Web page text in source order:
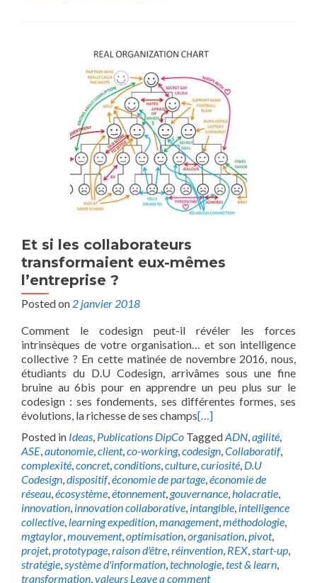
Et si les collaborateurs
transformaient eux-mêmes
l’entreprise ?
Posted on 2 janvier 2018
Comment le codesign peut-il révéler les forces
intrinsèques de votre organisation… et son intelligence
collective ? En cette matinée de novembre 2016, nous,
étudiants du D.U Codesign, arrivâmes sous une fine
bruine au 6bis pour en apprendre un peu plus sur le
codesign : ses fondements, ses différentes formes, ses
évolutions, la richesse de ses champs[…]
Posted in Ideas, Publications DipCo TaggedADN,agilité,
ASE,autonomie,client,co-working,codesign,Collaboratif,
complexité,concret,conditions,culture,curiosité, D.U
Codesign,dispositif,économie de partage,économie de
réseau,écosystème,étonnement,gouvernance,holacratie,
innovation, innovation collaborative, intangible, intelligence
collective, learning expedition,management,méthodologie,
mgtaylor,mouvement,optimisation,organisation,pivot,
projet,prototypage,raison d'être,réinvention, REX,start-up,
stratégie,système d'information,technologie,test & learn,
transformation,valeurs Leave a comment